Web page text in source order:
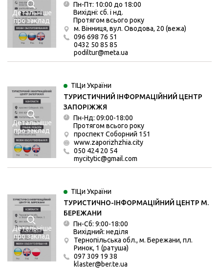
Детальніше
про заклад
Пн-Пт: 10:00 до 18:00
Вихідні: сб. і нд.
Протягом всього року
м. Вінниця, вул. Оводова, 20 (вежа)
096 698 76 51
0432 50 85 85
podiltur@meta.ua
Детальніше
про заклад
ТІЦи України
ТУРИСТИЧНИЙ ІНФОРМАЦІЙНИЙ ЦЕНТР
ЗАПОРІЖЖЯ
Пн-Нд: 09:00-18:00
Протягом всього року
проспект Соборний 151
www.zaporizhzhia.city
050 424 20 54
mycitytic@gmail.com
Детальніше
про заклад
ТІЦи України
ТУРИСТИЧНО-ІНФОРМАЦІЙНИЙ ЦЕНТР М.
БЕРЕЖАНИ
Пн-Сб: 9:00-18:00
Вихідний: неділя
Тернопільська обл., м. Бережани, пл.
Ринок, 1 (ратуша)
097 309 19 38
klaster@ber.te.ua